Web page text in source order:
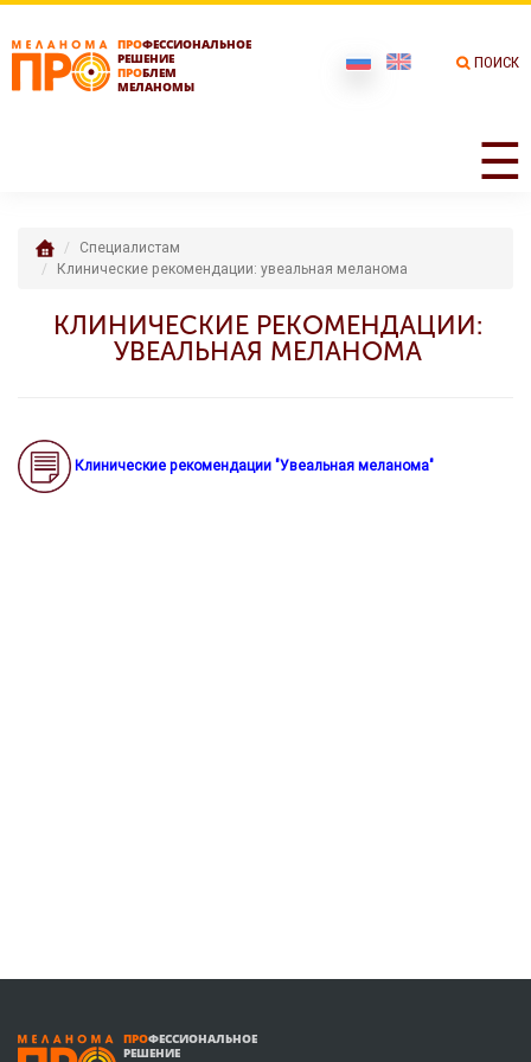
ПРОФЕССИОНАЛЬНОЕ
РЕШЕНИЕ
ПРОБЛЕМ
МЕЛАНОМЫ
☰
ПОИСК
Специалистам
Клинические рекомендации: увеальная меланома
КЛИНИЧЕСКИЕ РЕКОМЕНДАЦИИ:
УВЕАЛЬНАЯ МЕЛАНОМА
Клинические рекомендации "Увеальная меланома"
ПРОФЕССИОНАЛЬНОЕ
РЕШЕНИЕ